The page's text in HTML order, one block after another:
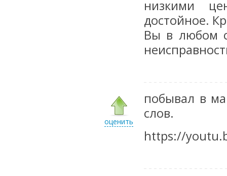
низкими
достойное.
Вы в любом
оценить
побывал в
слов.
https://